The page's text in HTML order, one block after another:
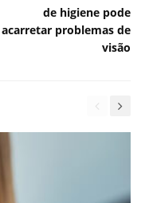
de higiene pode
acarretar problemas de
visão